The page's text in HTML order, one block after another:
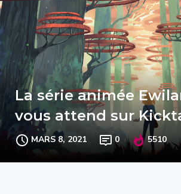
La série animée
vous attend sur
MARS 8, 2021 0 5510